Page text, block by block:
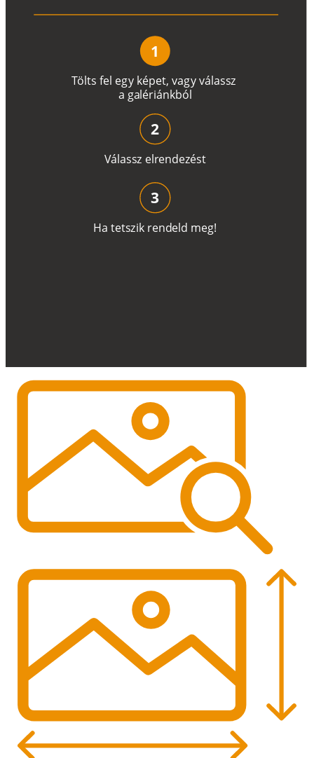
Tölts fel egy képet, vagyválassz
a galériánkból
1
Válassz elrendezést
2
Ha tetszik rendeld meg!
3